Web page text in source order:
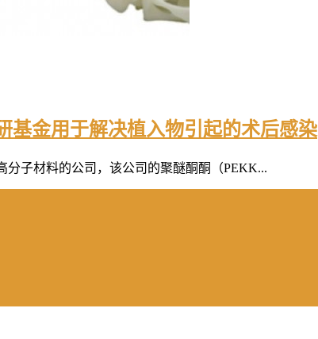
基金用于解决植入物引起的术后感染
分子材料的公司，该公司的聚醚酮酮（PEKK...